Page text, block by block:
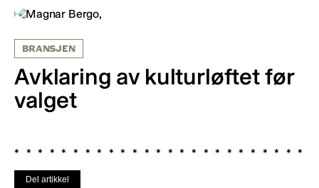
BRANSJEN
Avklaring av kulturløftet før
valget
Del artikkel